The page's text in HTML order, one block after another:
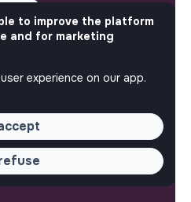
to improve the platform
and for marketing
experience on our app.